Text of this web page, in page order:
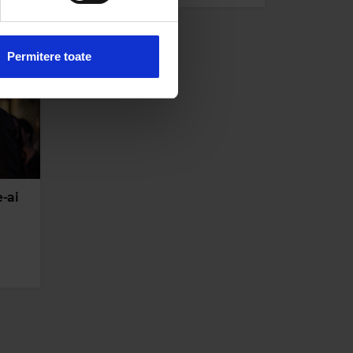
cu privire la modul în
urma folosirii serviciilor
Permitere toate
ai